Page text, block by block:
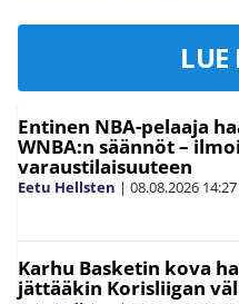
LUE
Entinen NBA-pelaaja
WNBA:n säännöt –
varaustilaisuuteen
Eetu Hellsten | 08.08.2026 14:27
Karhu Basketin kova
jättääkin Korisliigan